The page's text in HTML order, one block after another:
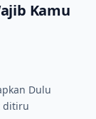
Kamu
Dulu
ditiru